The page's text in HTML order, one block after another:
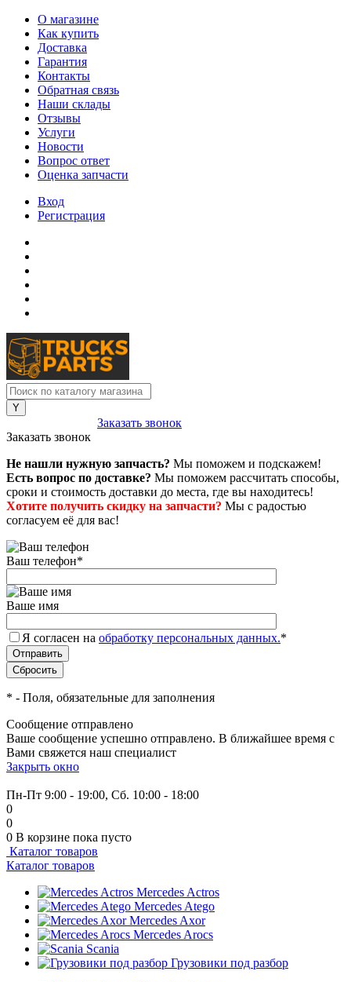
О магазине
Как купить
Доставка
Гарантия
Контакты
Обратная связь
Наши склады
Отзывы
Услуги
Новости
Вопрос ответ
Оценка запчасти
Вход
Регистрация
Заказать звонок
Заказать звонок
Не нашли нужную запчасть? Мы поможем и подскажем!
Есть вопрос по доставке? Мы поможем рассчитать способы,
сроки и стоимость доставки до места, где вы находитесь!
Хотите получить скидку на запчасти? Мы с радостью
согласуем её для вас!
Ваш телефон*
Ваше имя
Я согласен на обработку персональных данных.*
* - Поля, обязательные для заполнения
Сообщение отправлено
Ваше сообщение успешно отправлено. В ближайшее время с
Вами свяжется наш специалист
Закрыть окно
Пн-Пт 9:00 - 19:00, Сб. 10:00 - 18:00
0
0
0 В корзине пока пусто
Каталог товаров
Каталог товаров
Mercedes Actros
Mercedes Atego
Mercedes Axor
Mercedes Arocs
Scania
Грузовики под разбор